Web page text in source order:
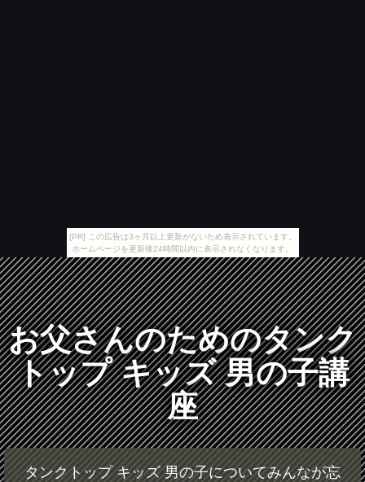
[PR] この広告は3ヶ月以上更新がないため表示されています。
ホームページを更新後24時間以内に表示されなくなります。
お父さんのためのタンク
トップ キッズ 男の子講
座
タンクトップ キッズ 男の子についてみんなが忘